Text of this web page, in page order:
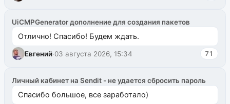
UiCMPGenerator дополнение для создания пакетов
Отлично! Спасибо! Будем ждать.
Евгений·03 августа 2026, 15:34 71
Личный кабинет на Sendit - не удается сбросить пароль
Спасибо большое, все заработало)